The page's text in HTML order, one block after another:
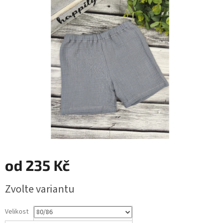
od 235 Kč
cena:
Zvolte variantu
Velikost